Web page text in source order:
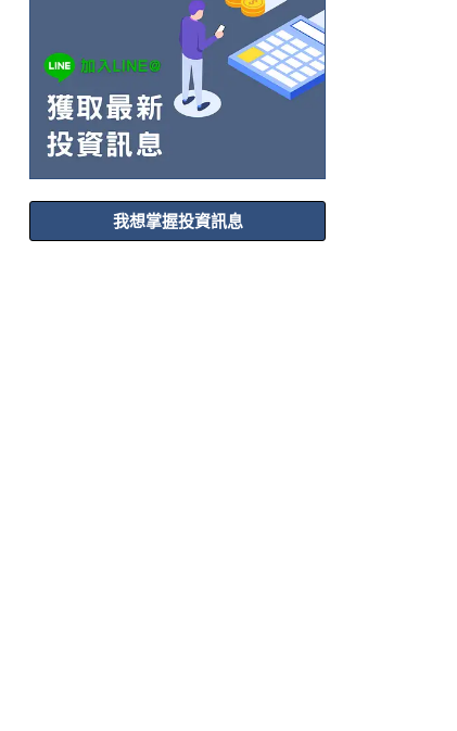
我想掌握投資訊息